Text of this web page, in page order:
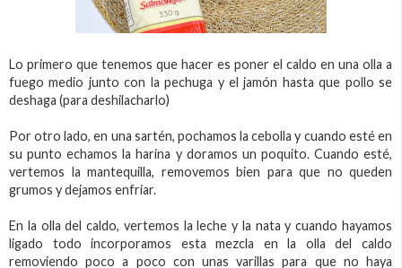
Lo primero que tenemos que hacer es poner el caldo en una olla a
fuego medio junto con la pechuga y el jamón hasta que pollo se
deshaga (para deshilacharlo)
Por otro lado, en una sartén, pochamos la cebolla y cuando esté en
su punto echamos la harina y doramos un poquito. Cuando esté,
vertemos la mantequilla, removemos bien para que no queden
grumos y dejamos enfriar.
En la olla del caldo, vertemos la leche y la nata y cuando hayamos
ligado todo incorporamos esta mezcla en la olla del caldo
removiendo poco a poco con unas varillas para que no haya